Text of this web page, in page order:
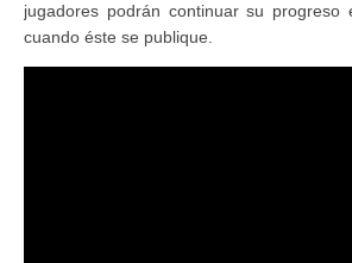
jugadores podrán continuar su progreso
cuando éste se publique.